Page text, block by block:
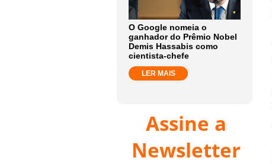
O Google nomeia o
ganhador do Prêmio Nobel
Demis Hassabis como
cientista-chefe
LER MAIS
Assine a
Newsletter